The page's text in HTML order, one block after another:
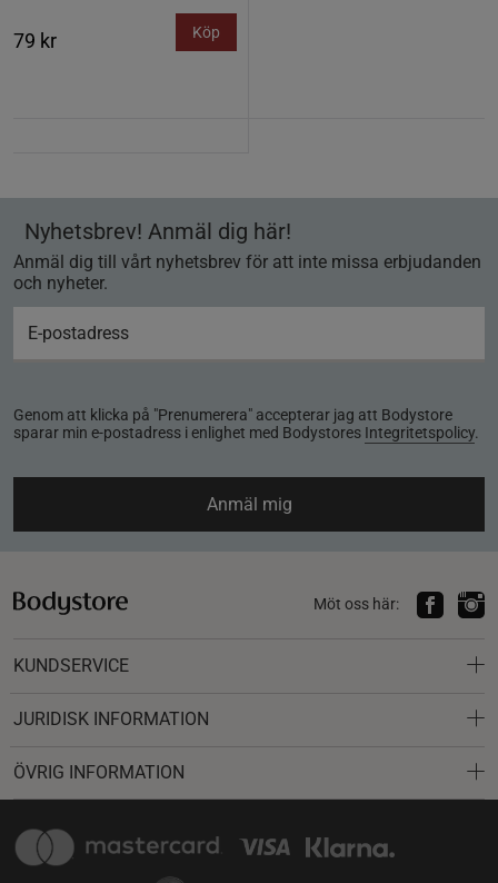
79 kr Köp
Nyhetsbrev! Anmäl dig här!
Anmäl dig till vårt nyhetsbrev för att inte missa erbjudanden
och nyheter.
Genom att klicka på "Prenumerera" accepterar jag att Bodystore
sparar min e-postadress i enlighet med Bodystores Integritetspolicy.
Anmäl mig
Möt oss här:
KUNDSERVICE
JURIDISK INFORMATION
ÖVRIG INFORMATION